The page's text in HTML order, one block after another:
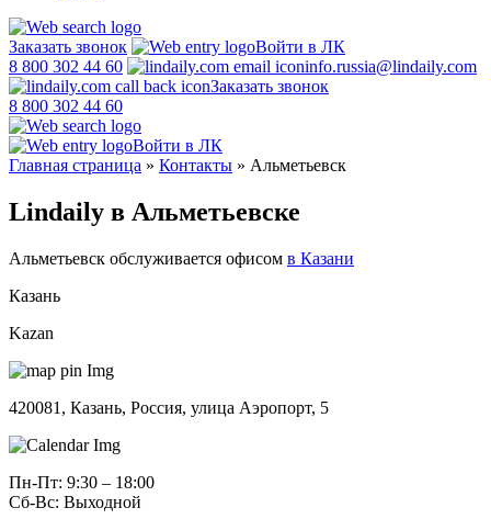
Заказать звонок
Войти в ЛК
8 800 302 44 60
info.russia@lindaily.com
Заказать звонок
8 800 302 44 60
Войти в ЛК
Главная страница » Контакты » Альметьевск
Lindaily в Альметьевске
Альметьевск обслуживается офисом в Казани
Казань
Kazan
420081, Казань, Россия, улица Аэропорт, 5
Пн-Пт: 9:30 – 18:00
Сб-Вс: Выходной